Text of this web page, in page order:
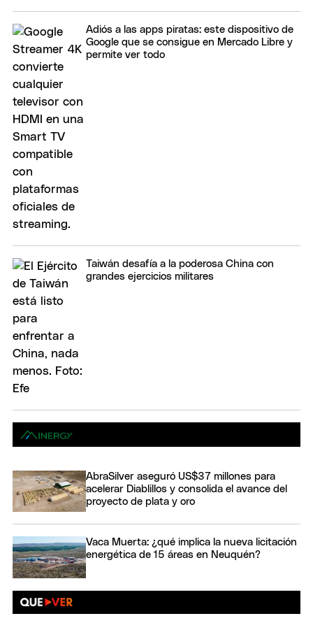
Adiós a las apps piratas: este dispositivo de
Google que se consigue en Mercado Libre y
permite ver todo
Taiwán desafía a la poderosa China con
grandes ejercicios militares
AbraSilver aseguró US$37 millones para
acelerar Diablillos y consolida el avance del
proyecto de plata y oro
Vaca Muerta: ¿qué implica la nueva licitación
energética de 15 áreas en Neuquén?